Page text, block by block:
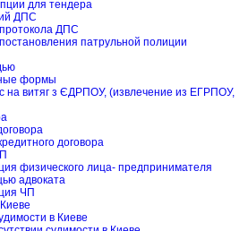
для тендера
ДПС
ДПС
патрульной полиции
формы
на витяг з ЄДРПОУ, (извлечение из ЕГРПОУ,
договора
физического лица- предпринимателя
адвоката
ЧП
в Киеве